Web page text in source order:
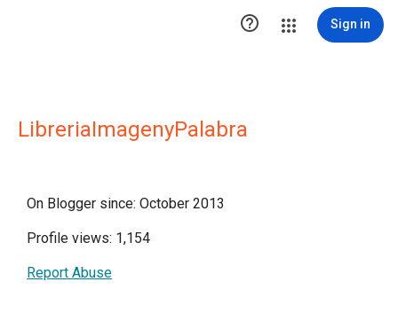
 Sign in
LibreriaImagenyPalabra
On Blogger since: October 2013
Profile views: 1,154
Report Abuse